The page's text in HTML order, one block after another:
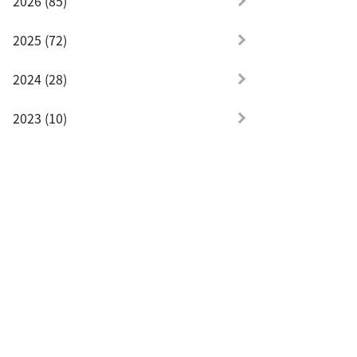
2025 (72)
2024 (28)
2023 (10)